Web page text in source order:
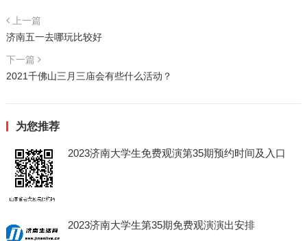
上一篇
济南五一去哪玩比较好
下一篇
2021千佛山三月三庙会有些什么活动？
为您推荐
2023济南大学生免费观演第35期预约时间及入口
2023济南大学生第35期免费观演演出安排